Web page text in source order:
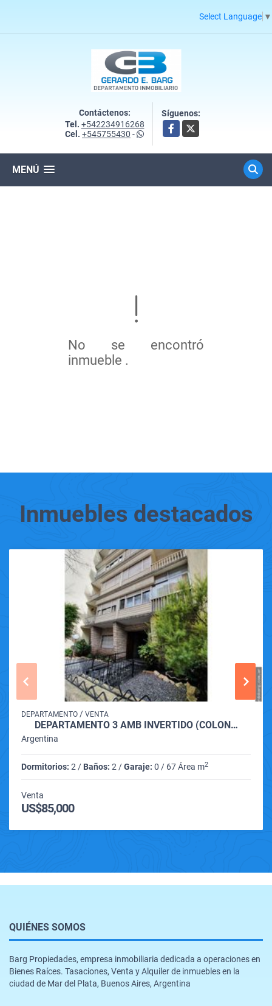
Select Language ▼
Contáctenos:
Tel. +542234916268
Cel. +545755430 -
Síguenos:
Facebook
X
MENÚ
No se encontró
inmueble .
Inmuebles destacados
DEPARTAMENTO / VENTA
DEPARTAMENTO 3 AMB INVERTIDO (COLÓN…
Argentina
Dormitorios: 2 / Baños: 2 /Garaje: 0 / 67 Área m2
Venta
US$85,000
QUIÉNES SOMOS
Barg Propiedades, empresa inmobiliaria dedicada a operaciones en
Bienes Raíces. Tasaciones, Venta y Alquiler de inmuebles en la
ciudad de Mar del Plata, Buenos Aires, Argentina